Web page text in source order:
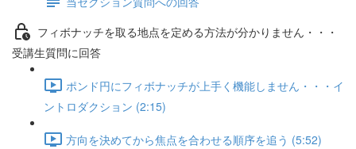
フィボナッチを取る地点を定める方法が分かりません・・・
受講生質問に回答
ポンド円にフィボナッチが上手く機能しません・・・イ
ントロダクション (2:15)
方向を決めてから焦点を合わせる順序を追う (5:52)